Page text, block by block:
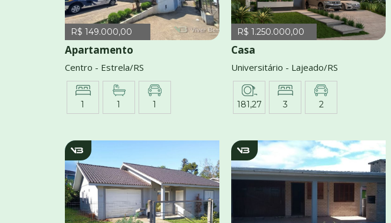
R$ 149.000,00
Apartamento
Centro - Estrela/RS
1 1 1
R$ 1.250.000,00
Casa
Universitário - Lajeado/RS
181,27 3 2
v4166 v1215